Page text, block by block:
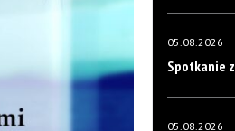
05.08.2026
Spotkanie
05.08.2026